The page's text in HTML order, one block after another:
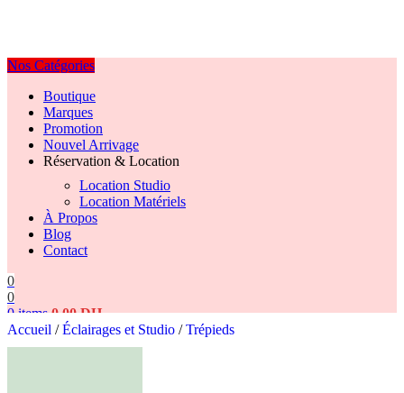
Nos Catégories
Boutique
Marques
Promotion
Nouvel Arrivage
Réservation & Location
Location Studio
Location Matériels
À Propos
Blog
Contact
0
0
0items 0,00DH
Search
Accueil / Éclairages et Studio / Trépieds